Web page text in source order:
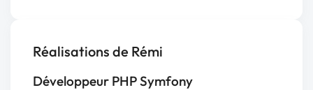
Réalisations de Rémi
Développeur PHP Symfony